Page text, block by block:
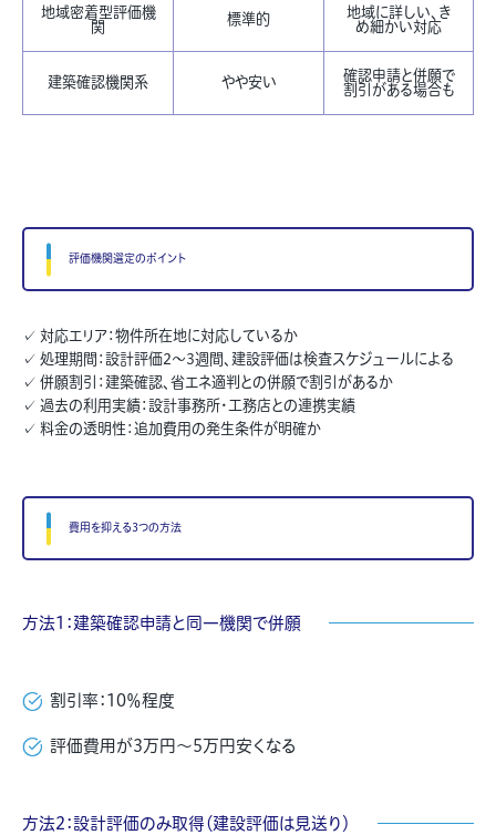
地域密着型評価機
関
標準的
地域に詳しい、き
め細かい対応
建築確認機関系 やや安い
確認申請と併願で
割引がある場合も
評価機関選定のポイント
✓ 対応エリア：物件所在地に対応しているか
✓ 処理期間：設計評価2〜3週間、建設評価は検査スケジュールによる
✓ 併願割引：建築確認、省エネ適判との併願で割引があるか
✓ 過去の利用実績：設計事務所・工務店との連携実績
✓ 料金の透明性：追加費用の発生条件が明確か
費用を抑える3つの方法
方法1：建築確認申請と同一機関で併願
割引率：10％程度
評価費用が3万円〜5万円安くなる
方法2：設計評価のみ取得（建設評価は見送り）